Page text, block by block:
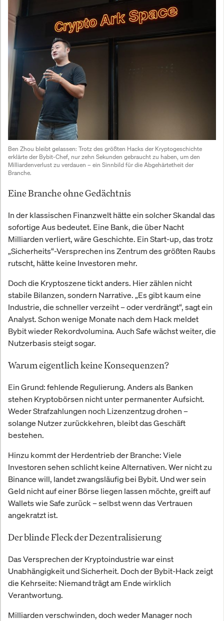
Ben Zhou bleibt gelassen: Trotz des größten Hacks der Kryptogeschichte
erklärte der Bybit-Chef, nur zehn Sekunden gebraucht zu haben, um den
Milliardenverlust zu verdauen – ein Sinnbild für die Abgehärtetheit der
Branche.
Eine Branche ohne Gedächtnis
In der klassischen Finanzwelt hätte ein solcher Skandal das
sofortige Aus bedeutet. Eine Bank, die über Nacht
Milliarden verliert, wäre Geschichte. Ein Start-up, das trotz
„Sicherheits“-Versprechen ins Zentrum des größten Raubs
rutscht, hätte keine Investoren mehr.
Doch die Kryptoszene tickt anders. Hier zählen nicht
stabile Bilanzen, sondern Narrative. „Es gibt kaum eine
Industrie, die schneller verzeiht – oder verdrängt“, sagt ein
Analyst. Schon wenige Monate nach dem Hack meldet
Bybit wieder Rekordvolumina. Auch Safe wächst weiter, die
Nutzerbasis steigt sogar.
Warum eigentlich keine Konsequenzen?
Ein Grund: fehlende Regulierung. Anders als Banken
stehen Kryptobörsen nicht unter permanenter Aufsicht.
Weder Strafzahlungen noch Lizenzentzug drohen –
solange Nutzer zurückkehren, bleibt das Geschäft
bestehen.
Hinzu kommt der Herdentrieb der Branche: Viele
Investoren sehen schlicht keine Alternativen. Wer nicht zu
Binance will, landet zwangsläufig bei Bybit. Und wer sein
Geld nicht auf einer Börse liegen lassen möchte, greift auf
Wallets wie Safe zurück – selbst wenn das Vertrauen
angekratzt ist.
Der blinde Fleck der Dezentralisierung
Das Versprechen der Kryptoindustrie war einst
Unabhängigkeit und Sicherheit. Doch der Bybit-Hack zeigt
die Kehrseite: Niemand trägt am Ende wirklich
Verantwortung.
Milliarden verschwinden, doch weder Manager noch